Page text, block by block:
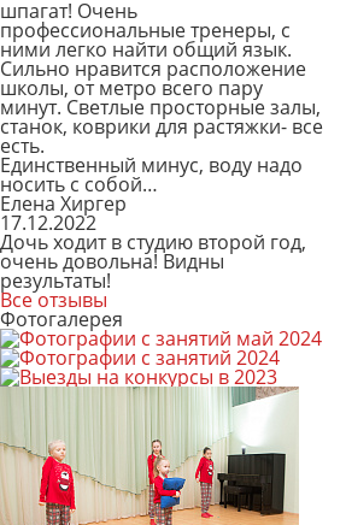
шпагат! Очень
профессиональные тренеры, с
ними легко найти общий язык.
Сильно нравится расположение
школы, от метро всего пару
минут. Светлые просторные залы,
станок, коврики для растяжки- все
есть.
Единственный минус, воду надо
носить с собой…
Елена Хиргер
17.12.2022
Дочь ходит в студию второй год,
очень довольна! Видны
результаты!
Все отзывы
Фотогалерея